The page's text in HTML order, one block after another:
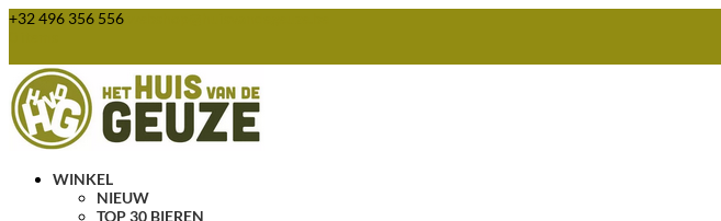
+32 496 356 556
WINKEL
NIEUW
TOP 30 BIEREN